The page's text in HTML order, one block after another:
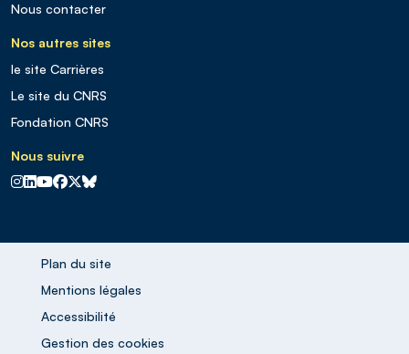
Nous contacter
Nos autres sites
le site Carrières
Le site du CNRS
Fondation CNRS
Nous suivre
CNRS sur Instagram
CNRS sur Linkedin
CNRS sur Youtube
CNRS sur Facebook
CNRS sur X
CNRS sur Blus sky
Plan du site
Mentions légales
Accessibilité
Gestion des cookies